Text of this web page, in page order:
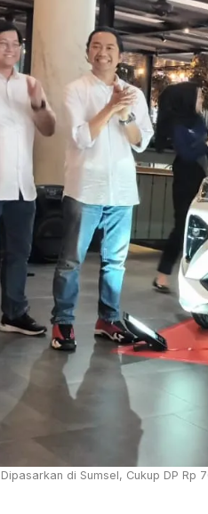
di Sumsel, Cukup DP Rp